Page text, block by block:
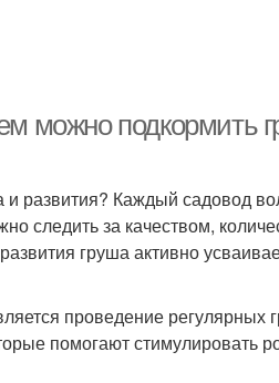
можно подкормить
развития? Каждый садовод
следить за качеством,
груша активно
проведение регулярных
помогают стимулировать